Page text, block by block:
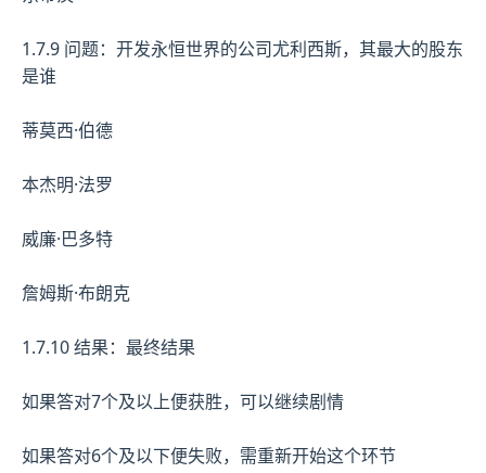
1.7.9 问题：开发永恒世界的公司尤利西斯，其最大的股东
是谁
蒂莫西·伯德
本杰明·法罗
威廉·巴多特
詹姆斯·布朗克
1.7.10 结果：最终结果
如果答对7个及以上便获胜，可以继续剧情
如果答对6个及以下便失败，需重新开始这个环节